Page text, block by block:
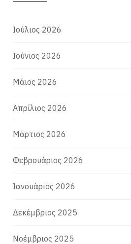
Ιούλιος 2026
Ιούνιος 2026
Μάιος 2026
Απρίλιος 2026
Μάρτιος 2026
Φεβρουάριος 2026
Ιανουάριος 2026
Δεκέμβριος 2025
Νοέμβριος 2025